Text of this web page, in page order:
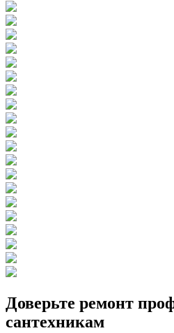
Доверьте ремонт
сантехникам